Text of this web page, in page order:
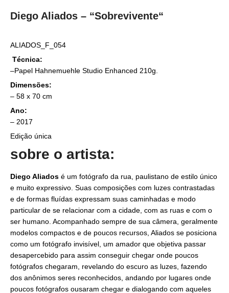
Diego Aliados – “Sobrevivente“
ALIADOS_F_054
Técnica:
–Papel Hahnemuehle Studio Enhanced 210g.
Dimensões:
– 58 x 70 cm
Ano:
– 2017
Edição única
sobre o artista:
Diego Aliados é um fotógrafo da rua, paulistano de estilo único
e muito expressivo. Suas composições com luzes contrastadas
e de formas fluídas expressam suas caminhadas e modo
particular de se relacionar com a cidade, com as ruas e com o
ser humano. Acompanhado sempre de sua câmera, geralmente
modelos compactos e de poucos recursos, Aliados se posiciona
como um fotógrafo invisível, um amador que objetiva passar
desapercebido para assim conseguir chegar onde poucos
fotógrafos chegaram, revelando do escuro as luzes, fazendo
dos anônimos seres reconhecidos, andando por lugares onde
poucos fotógrafos ousaram chegar e dialogando com aqueles